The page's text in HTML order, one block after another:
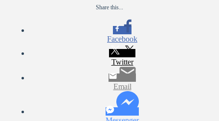
Share this...
Facebook
Twitter
Email